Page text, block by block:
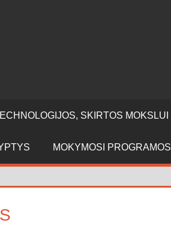
SKIRTOS MOKSLUI
MOKYMOSI PROGRAMOS